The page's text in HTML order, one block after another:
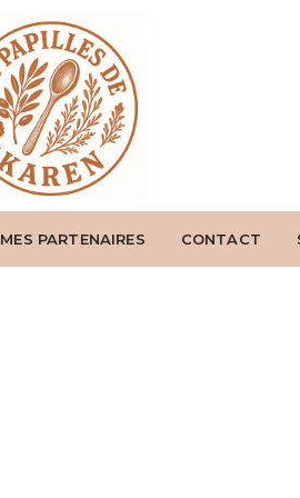
MES PARTENAIRES CONTACT